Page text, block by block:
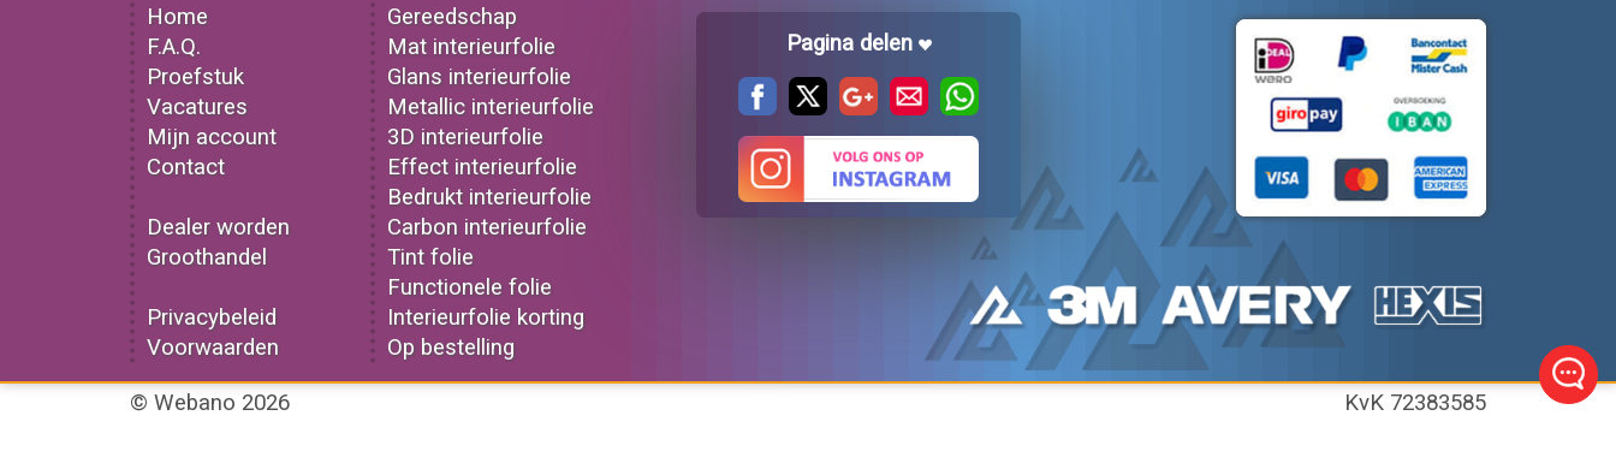
Home
F.A.Q.
Proefstuk
Vacatures
Mijn account
Contact
Dealer worden
Groothandel
Privacybeleid
Voorwaarden
Gereedschap
Mat interieurfolie
Glans interieurfolie
Metallic interieurfolie
3D interieurfolie
Effect interieurfolie
Bedrukt interieurfolie
Carbon interieurfolie
Tint folie
Functionele folie
Interieurfolie korting
Op bestelling
Pagina delen
KvK 72383585
© Webano 2026